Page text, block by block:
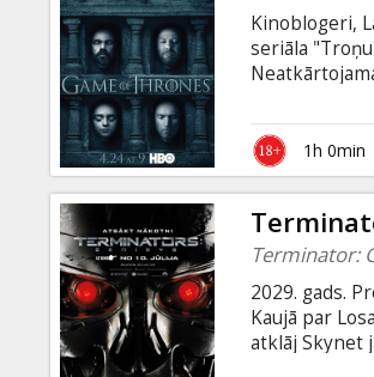
Kinoblogeri,
seriāla
"Kinoblogeri
Kino Kluba
1h 0min
Terminator:
2029. gads.
Kaujā par
atklāj Skynet